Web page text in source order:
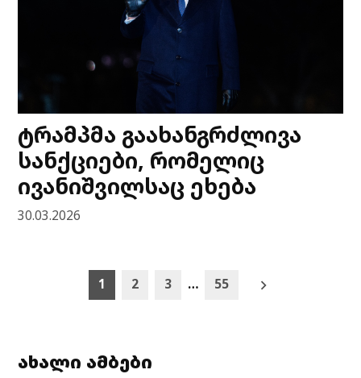
ტრამპმა გაახანგრძლივა
სანქციები, რომელიც
ივანიშვილსაც ეხება
30.03.2026
pagination
1 2 3 … 55
ახალი ამბები